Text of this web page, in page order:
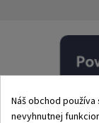
Náš obchod
nevyhnutnej